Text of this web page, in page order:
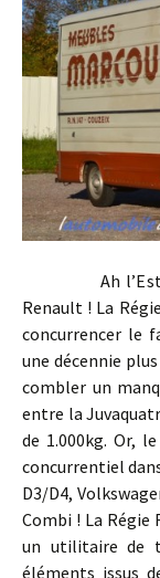
Ah
Renault ! La
concurrencer le
une décennie
combler un
entre la
de 1.000kg. Or,
concurrentiel
D3/D4,
Combi ! La Régie
un utilitaire de
éléments issus